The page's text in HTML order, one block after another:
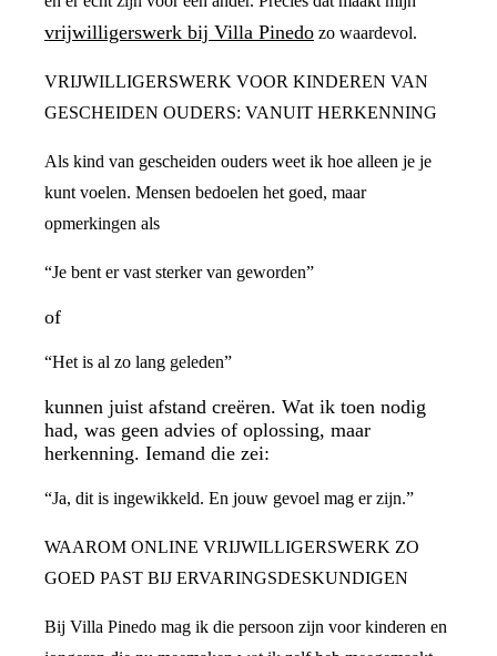
vrijwilligerswerk bij Villa Pinedo zo waardevol.
VRIJWILLIGERSWERK VOOR KINDEREN VAN
GESCHEIDEN OUDERS: VANUIT HERKENNING
Als kind van gescheiden ouders weet ik hoe alleen je je
kunt voelen. Mensen bedoelen het goed, maar
opmerkingen als
“Je bent er vast sterker van geworden”
of
“Het is al zo lang geleden”
kunnen juist afstand creëren. Wat ik toen nodig
had, was geen advies of oplossing, maar
herkenning. Iemand die zei:
“Ja, dit is ingewikkeld. En jouw gevoel mag er zijn.”
WAAROM ONLINE VRIJWILLIGERSWERK ZO
GOED PAST BIJ ERVARINGSDESKUNDIGEN
Bij Villa Pinedo mag ik die persoon zijn voor kinderen en